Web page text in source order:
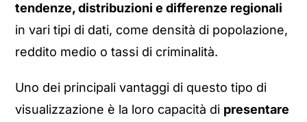
tendenze, distribuzioni e differenze regionali
in vari tipi di dati, come densità di popolazione,
reddito medio o tassi di criminalità.
Uno dei principali vantaggi di questo tipo di
visualizzazione è la loro capacità di presentare